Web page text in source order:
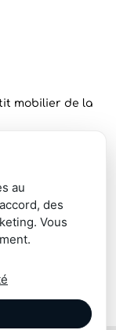
mobilier de la
on gaine
tabouret et le
fabriquer des
au
des
Vous